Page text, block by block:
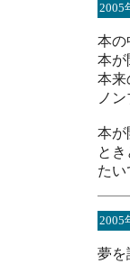
2005
本の
本が
本来
ノ
本が
と
た
2005
夢を